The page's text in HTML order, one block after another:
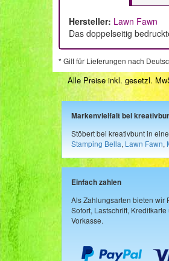
Hersteller: Lawn Fawn
Das doppelseitig
* Gilt für Lieferungen nach
Alle Preise inkl. gesetzl.
Markenvielfalt bei
Stöbert bei kreativbunt in
Stamping Bella, Lawn Fawn,
Einfach zahlen
Als Zahlungsarten bieten wir
Sofort, Lastschrift, Kreditkarte
Vorkasse.